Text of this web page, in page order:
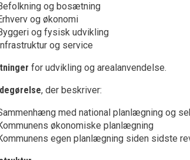
og bosætning
og økonomi
og fysisk udvikling
Infrastruktur og service
for udvikling og arealanvendelse.
, der beskriver:
med national planlægning og
økonomiske planlægning
egen planlægning siden sidste